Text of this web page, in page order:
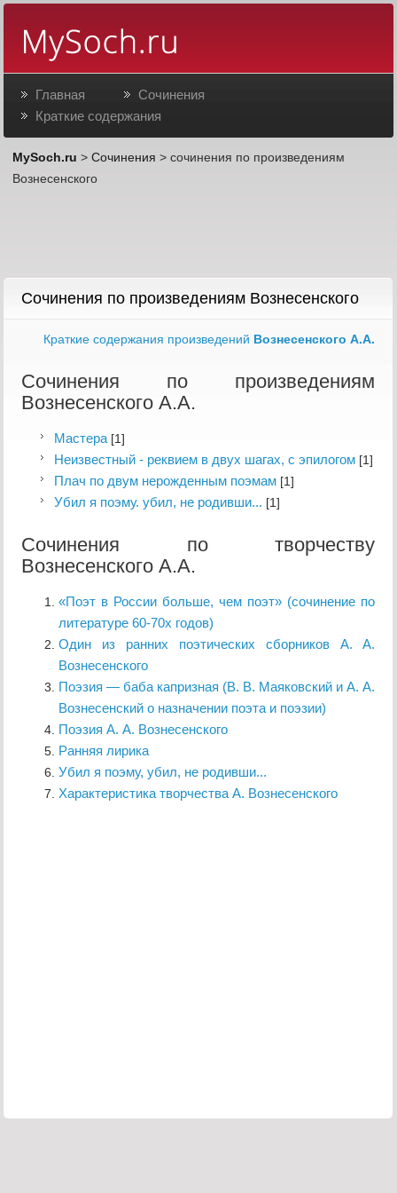
Главная
Сочинения
Краткие содержания
MySoch.ru >Сочинения > сочинения по произведениям
Вознесенского
Сочинения по произведениям Вознесенского
Краткие содержания произведений Вознесенского А.А.
Сочинения по произведениям
Вознесенского А.А.
Мастера[1]
Неизвестный - реквием в двух шагах, с эпилогом [1]
Плач по двум нерожденным поэмам [1]
Убил я поэму. убил, не родивши... [1]
Сочинения по творчеству
Вознесенского А.А.
«Поэт в России больше, чем поэт» (cочинение по
литературе 60-70х годов)
Один из ранних поэтических сборников А. А.
Вознесенского
Поэзия — баба капризная (В. В. Маяковский и А. А.
Вознесенский о назначении поэта и поэзии)
Поэзия А. А. Вознесенского
Ранняя лирика
Убил я поэму, убил, не родивши...
Характеристика творчества А. Вознесенского